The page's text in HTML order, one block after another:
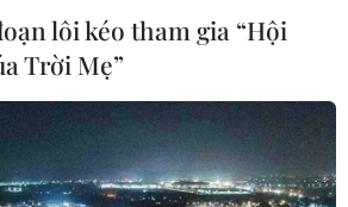
lôi kéo tham gia “Hội
Trời Mẹ”